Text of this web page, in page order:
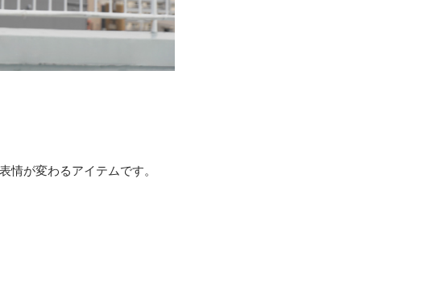
情が変わるアイテムです。